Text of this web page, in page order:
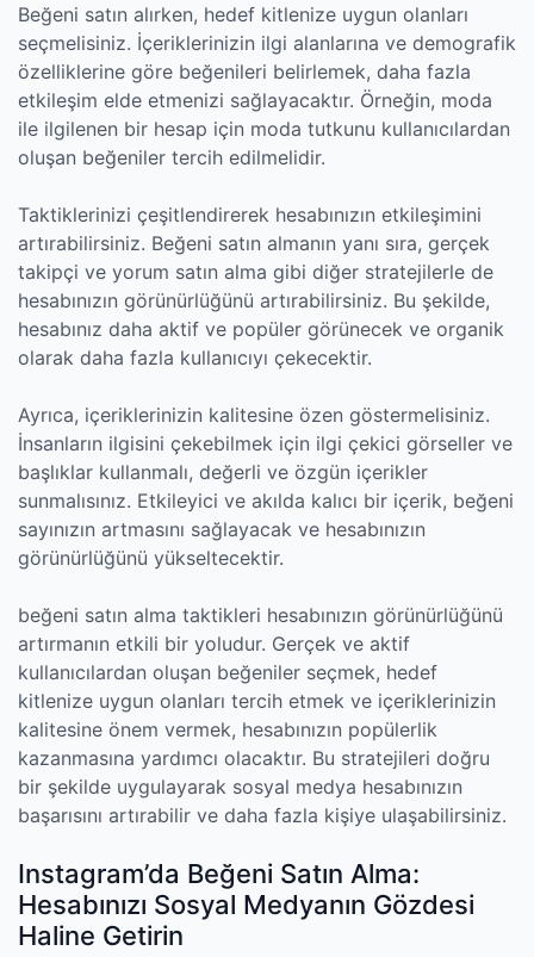
Beğeni satın alırken, hedef kitlenize uygun olanları
seçmelisiniz. İçeriklerinizin ilgi alanlarına ve demografik
özelliklerine göre beğenileri belirlemek, daha fazla
etkileşim elde etmenizi sağlayacaktır. Örneğin, moda
ile ilgilenen bir hesap için moda tutkunu kullanıcılardan
oluşan beğeniler tercih edilmelidir.
Taktiklerinizi çeşitlendirerek hesabınızın etkileşimini
artırabilirsiniz. Beğeni satın almanın yanı sıra, gerçek
takipçi ve yorum satın alma gibi diğer stratejilerle de
hesabınızın görünürlüğünü artırabilirsiniz. Bu şekilde,
hesabınız daha aktif ve popüler görünecek ve organik
olarak daha fazla kullanıcıyı çekecektir.
Ayrıca, içeriklerinizin kalitesine özen göstermelisiniz.
İnsanların ilgisini çekebilmek için ilgi çekici görseller ve
başlıklar kullanmalı, değerli ve özgün içerikler
sunmalısınız. Etkileyici ve akılda kalıcı bir içerik, beğeni
sayınızın artmasını sağlayacak ve hesabınızın
görünürlüğünü yükseltecektir.
beğeni satın alma taktikleri hesabınızın görünürlüğünü
artırmanın etkili bir yoludur. Gerçek ve aktif
kullanıcılardan oluşan beğeniler seçmek, hedef
kitlenize uygun olanları tercih etmek ve içeriklerinizin
kalitesine önem vermek, hesabınızın popülerlik
kazanmasına yardımcı olacaktır. Bu stratejileri doğru
bir şekilde uygulayarak sosyal medya hesabınızın
başarısını artırabilir ve daha fazla kişiye ulaşabilirsiniz.
Instagram’da Beğeni Satın Alma:
Hesabınızı Sosyal Medyanın Gözdesi
Haline Getirin